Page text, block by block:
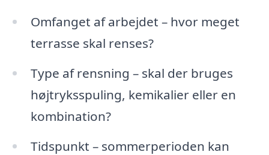
Omfanget af arbejdet – hvor meget
terrasse skal renses?
Type af rensning – skal der bruges
højtryksspuling, kemikalier eller en
kombination?
Tidspunkt – sommerperioden kan